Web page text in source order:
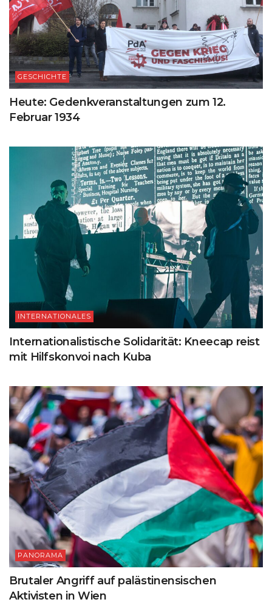
GESCHICHTE
Heute: Gedenkveranstaltungen zum 12.
Februar 1934
INTERNATIONALES
Internationalistische Solidarität: Kneecap reist
mit Hilfskonvoi nach Kuba
PANORAMA
Brutaler Angriff auf palästinensischen
Aktivisten in Wien